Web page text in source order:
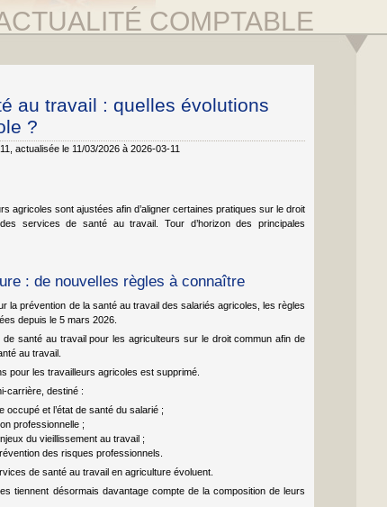
COMPTABLE
au travail : quelles évolutions
?
, actualisée le 11/03/2026 à 2026-03-11
agricoles sont ajustées afin d’aligner certaines pratiques sur le droit
services de santé au travail. Tour d’horizon des principales
: de nouvelles règles à connaître
la prévention de la santé au travail des salariés agricoles, les règles
depuis le 5 mars 2026.
de santé au travail pour les agriculteurs sur le droit commun afin de
au travail.
pour les travailleurs agricoles est supprimé.
carrière, destiné :
occupé et l’état de santé du salarié ;
professionnelle ;
du vieillissement au travail ;
des risques professionnels.
de santé au travail en agriculture évoluent.
tiennent désormais davantage compte de la composition de leurs